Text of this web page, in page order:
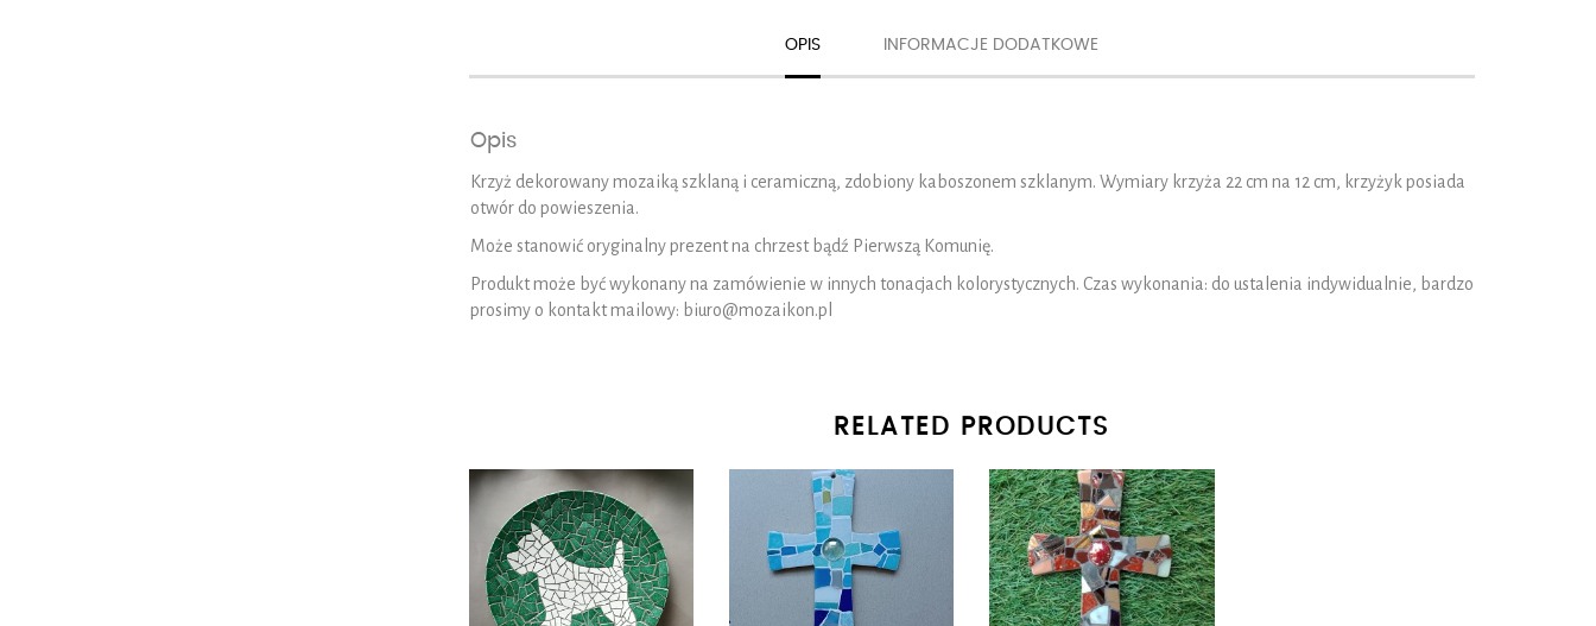
OPIS INFORMACJE DODATKOWE
Opis
Krzyż dekorowany mozaiką szklaną i ceramiczną, zdobiony kaboszonem szklanym. Wymiary krzyża 22 cm na 12 cm, krzyżyk posiada
otwór do powieszenia.
Może stanowić oryginalny prezent na chrzest bądź Pierwszą Komunię.
Produkt może być wykonany na zamówienie w innych tonacjach kolorystycznych. Czas wykonania: do ustalenia indywidualnie, bardzo
prosimy o kontakt mailowy: biuro@mozaikon.pl
RELATED PRODUCTS